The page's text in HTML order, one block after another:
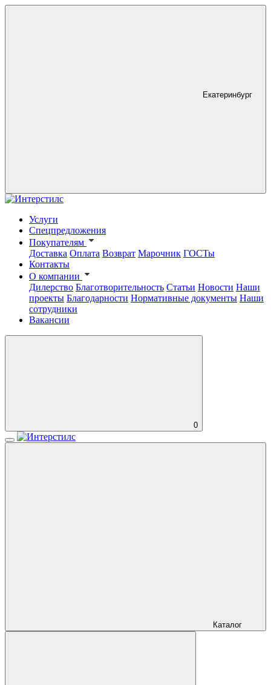
Екатеринбург
Услуги
Спецпредложения
Покупателям
Доставка Оплата Возврат Марочник ГОСТы
Контакты
О компании
Дилерство Благотворительность Статьи Новости Наши
проекты Благодарности Нормативные документы Наши
сотрудники
Вакансии
0
Каталог